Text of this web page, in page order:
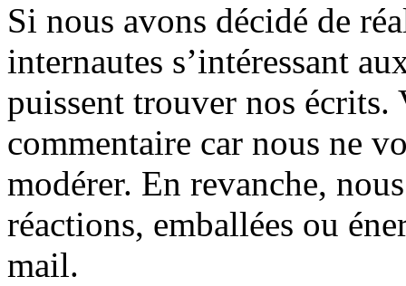
Si nous avons décidé de
internautes s’intéressant
puissent trouver nos écrits.
commentaire car nous ne
modérer. En revanche,
réactions, emballées ou
mail.